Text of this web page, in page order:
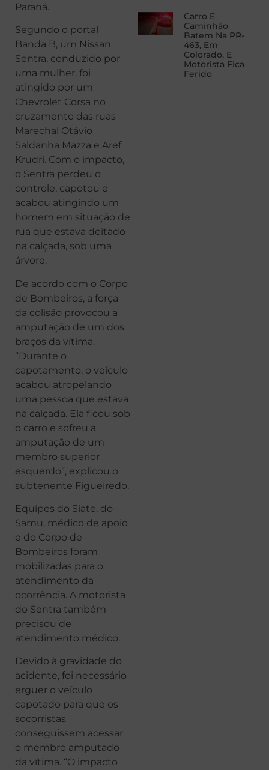
Paraná.
Segundo o portal
Banda B, um Nissan
Sentra, conduzido por
uma mulher, foi
atingido por um
Chevrolet Corsa no
cruzamento das ruas
Marechal Otávio
Saldanha Mazza e Aref
Krudri. Com o impacto,
o Sentra perdeu o
controle, capotou e
acabou atingindo um
homem em situação de
rua que estava deitado
na calçada, sob uma
árvore.
De acordo com o Corpo
de Bombeiros, a força
da colisão provocou a
amputação de um dos
braços da vítima.
“Durante o
capotamento, o veículo
acabou atropelando
uma pessoa que estava
na calçada. Ela ficou sob
o carro e sofreu a
amputação de um
membro superior
esquerdo”, explicou o
subtenente Figueiredo.
Equipes do Siate, do
Samu, médico de apoio
e do Corpo de
Bombeiros foram
mobilizadas para o
atendimento da
ocorrência. A motorista
do Sentra também
precisou de
atendimento médico.
Devido à gravidade do
acidente, foi necessário
erguer o veículo
capotado para que os
socorristas
conseguissem acessar
o membro amputado
da vítima. “O impacto
Carro E
Caminhão
Batem Na PR-
463, Em
Colorado, E
Motorista Fica
Ferido